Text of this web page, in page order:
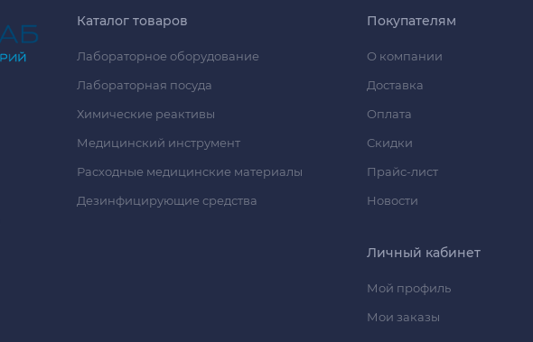
Каталог товаров
Лабораторное оборудование
Лабораторная посуда
Химические реактивы
Медицинский инструмент
Расходные медицинские материалы
Дезинфицирующие средства
Покупателям
О компании
Доставка
Оплата
Скидки
Прайс-лист
Новости
Личный кабинет
Мой профиль
Мои заказы